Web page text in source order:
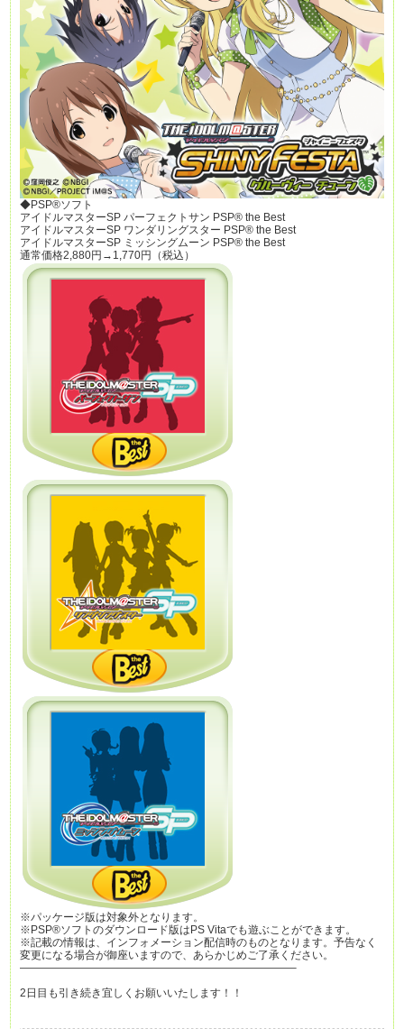
◆PSP®ソフト
アイドルマスターSP パーフェクトサン PSP® the Best
アイドルマスターSP ワンダリングスター PSP® the Best
アイドルマスターSP ミッシングムーン PSP® the Best
通常価格2,880円→1,770円（税込）
※パッケージ版は対象外となります。
※PSP®ソフトのダウンロード版はPS Vitaでも遊ぶことができます。
※記載の情報は、インフォメーション配信時のものとなります。予告なく
変更になる場合が御座いますので、あらかじめご了承ください。
—————————————————————————–
2日目も引き続き宜しくお願いいたします！！